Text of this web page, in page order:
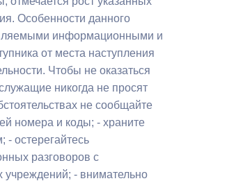
коррупции
деятельность
комфортной
среды
для граждан
сведения
Особенности данного
информационными и
от места наступления
Чтобы не оказаться
никогда не просят
не сообщайте
номера и коды; - храните
- остерегайтесь
разговоров с
- внимательно